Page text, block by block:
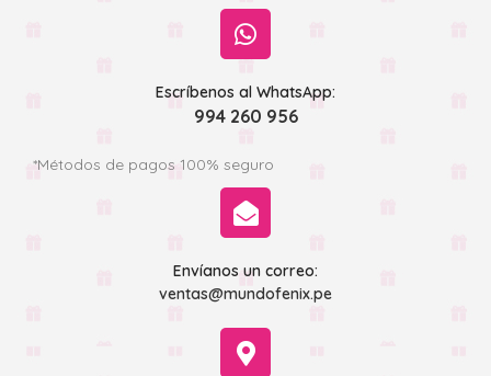
Escríbenos al WhatsApp:
994 260 956
*Métodos de pagos 100% seguro
Envíanos un correo:
ventas@mundofenix.pe